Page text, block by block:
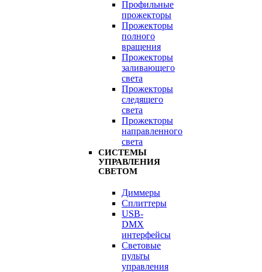
Профильные
прожекторы
Прожекторы
полного
вращения
Прожекторы
заливающего
света
Прожекторы
следящего
света
Прожекторы
направленного
света
СИСТЕМЫ
УПРАВЛЕНИЯ
СВЕТОМ
Диммеры
Сплиттеры
USB-
DMX
интерфейсы
Световые
пульты
управления